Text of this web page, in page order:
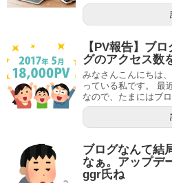
【PV報告】ブ
グのアクセス数
みなさんこんにちは
っている私です。 最
なので、たまにはブ
ブログなんて結
なぁ。アップデ
ggr氏ね